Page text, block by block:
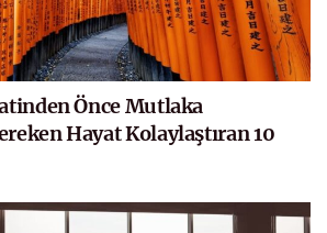
Önce Mutlaka
Hayat Kolaylaştıran 10